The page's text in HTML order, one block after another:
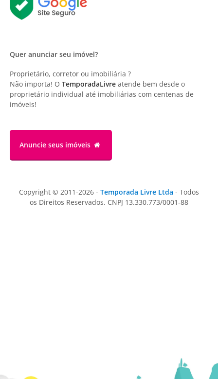
Quer anunciar seu imóvel?
Proprietário, corretor ou imobiliária ?
Não importa! O TemporadaLivre atende bem desde o
proprietário individual até imobiliárias com centenas de
imóveis!
Anuncie seus imóveis
Copyright © 2011-2026 - Temporada Livre Ltda - Todos
os Direitos Reservados. CNPJ 13.330.773/0001-88